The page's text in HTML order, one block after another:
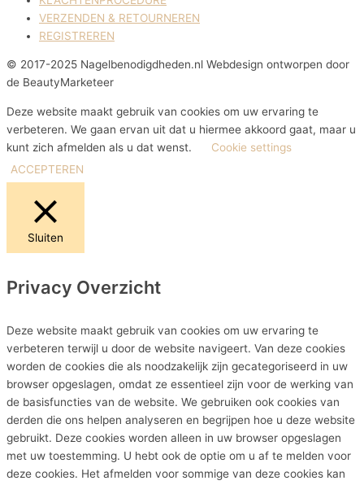
VERZENDEN & RETOURNEREN
REGISTREREN
© 2017-2025 Nagelbenodigdheden.nl Webdesign ontworpen door
de BeautyMarketeer
Deze website maakt gebruik van cookies om uw ervaring te
verbeteren. We gaan ervan uit dat u hiermee akkoord gaat, maar u
kunt zich afmelden als u dat wenst.
Cookie settings
ACCEPTEREN
Sluiten
Privacy Overzicht
Deze website maakt gebruik van cookies om uw ervaring te
verbeteren terwijl u door de website navigeert. Van deze cookies
worden de cookies die als noodzakelijk zijn gecategoriseerd in uw
browser opgeslagen, omdat ze essentieel zijn voor de werking van
de basisfuncties van de website. We gebruiken ook cookies van
derden die ons helpen analyseren en begrijpen hoe u deze website
gebruikt. Deze cookies worden alleen in uw browser opgeslagen
met uw toestemming. U hebt ook de optie om u af te melden voor
deze cookies. Het afmelden voor sommige van deze cookies kan